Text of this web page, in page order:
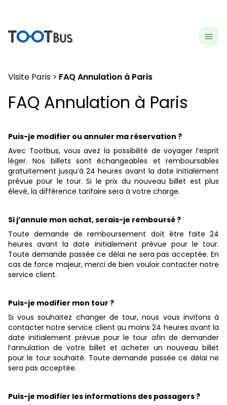
menu
Visite Paris FAQ Annulation à Paris
FAQ Annulation à Paris
Puis-je modifier ou annuler ma réservation ?
Avec Tootbus, vous avez la possibilité de voyager l’esprit
léger. Nos billets sont échangeables et remboursables
gratuitement jusqu’à 24 heures avant la date initialement
prévue pour le tour. Si le prix du nouveau billet est plus
élevé, la différence tarifaire sera à votre charge.
Si j’annule mon achat, serais-je remboursé ?
Toute demande de remboursement doit être faite 24
heures avant la date initialement prévue pour le tour.
Toute demande passée ce délai ne sera pas acceptée. En
cas de force majeur, merci de bien vouloir contacter notre
service client.
Puis-je modifier mon tour ?
Si vous souhaitez changer de tour, nous vous invitons à
contacter notre service client au moins 24 heures avant la
date initialement prévue pour le tour afin de demander
l’annulation de votre billet et acheter un nouveau billet
pour le tour souhaité. Toute demande passée ce délai ne
sera pas acceptée.
Puis-je modifier les informations des passagers ?